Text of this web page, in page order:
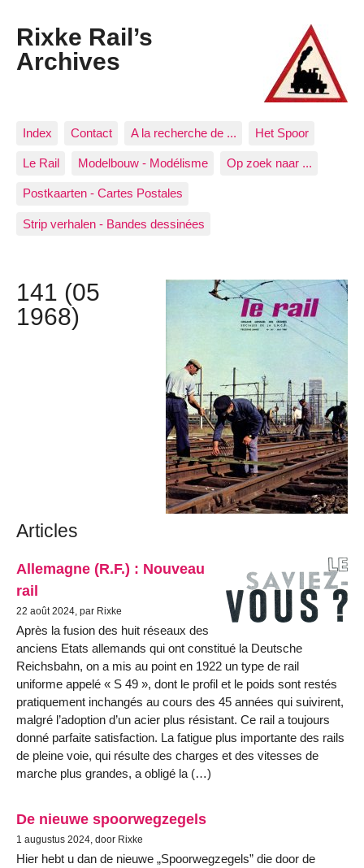
Rixke Rail’s
Archives
Index Contact A la recherche de ... Het Spoor
Le Rail Modelbouw - Modélisme Op zoek naar ...
Postkaarten - Cartes Postales
Strip verhalen - Bandes dessinées
141 (05
1968)
Articles
Allemagne (R.F.) : Nouveau
rail
22 août 2024, par Rixke
Après la fusion des huit réseaux des
anciens Etats allemands qui ont constitué la Deutsche
Reichsbahn, on a mis au point en 1922 un type de rail
uniforme appelé « S 49 », dont le profil et le poids sont restés
pratiquement inchangés au cours des 45 années qui suivirent,
malgré l’adoption d’un acier plus résistant. Ce rail a toujours
donné parfaite satisfaction. La fatigue plus importante des rails
de pleine voie, qui résulte des charges et des vitesses de
marche plus grandes, a obligé la (…)
De nieuwe spoorwegzegels
1 augustus 2024, door Rixke
Hier hebt u dan de nieuwe „Spoorwegzegels” die door de